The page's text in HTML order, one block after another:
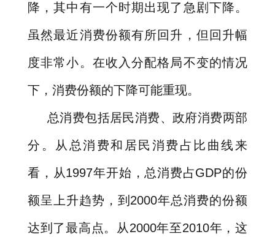
降，其中有一个时期出现了急剧下降。
虽然最近消费份额有所回升，但回升幅
度非常小。在收入分配格局不变的情况
下，消费份额的下降可能重现。
总消费包括居民消费、政府消费两部
分。从总消费和居民消费占比曲线来
看，从1997年开始，总消费占GDP的份
额呈上升趋势，到 2000年总消费的份额
达到了最高点。从2000年至2010年，这